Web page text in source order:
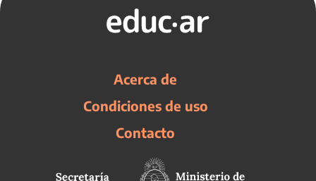
Acerca de
Condiciones de uso
Contacto